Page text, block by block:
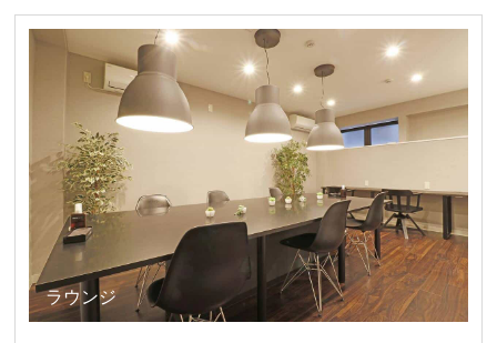
キャンペーン
ラウンジ
ウェイティングスペース